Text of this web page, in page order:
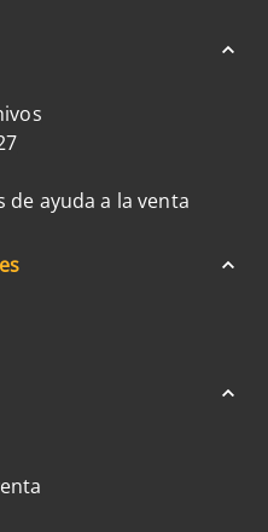
ayuda a la venta